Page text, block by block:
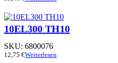
10EL300 TH10
SKU: 6800076
12,75 €Weiterlesen